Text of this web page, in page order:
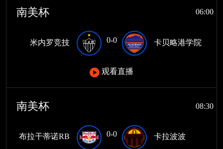
南美杯 06:00
米内罗竞技 0-0 卡贝略港学院
观看直播
南美杯 08:30
布拉干蒂诺RB 0-0 卡拉波波